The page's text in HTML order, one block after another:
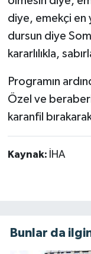
diye, emekçi en
dursun diye
kararlılıkla,
Programın
Özel ve
karanfil
Kaynak: İHA
Bunlar da